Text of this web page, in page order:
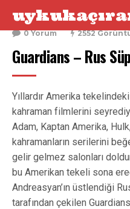
23 Ekim 2016
0 Yorum
2552
Guardians – Rus
Yıllardır Amerika
kahraman filmlerini
Adam, Kaptan Amerika,
kahramanların serilerini
gelir gelmez salonları
bu Amerikan tekeli sona
Andreasyan’ın üstlendiği
tarafından çekilen